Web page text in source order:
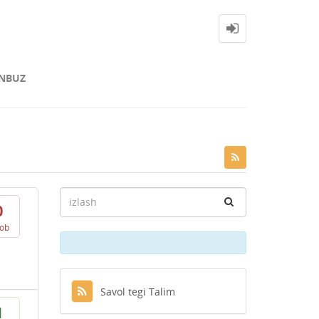
Savol tegi Talim